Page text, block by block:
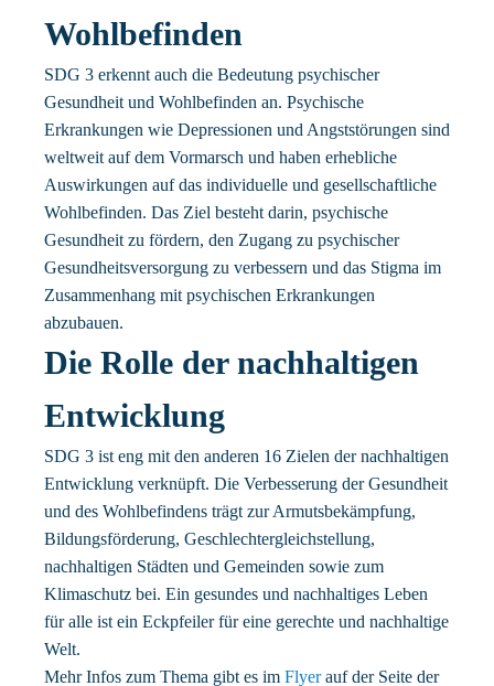
Wohlbefinden
SDG 3 erkennt auch die Bedeutung psychischer
Gesundheit und Wohlbefinden an. Psychische
Erkrankungen wie Depressionen und Angststörungen sind
weltweit auf dem Vormarsch und haben erhebliche
Auswirkungen auf das individuelle und gesellschaftliche
Wohlbefinden. Das Ziel besteht darin, psychische
Gesundheit zu fördern, den Zugang zu psychischer
Gesundheitsversorgung zu verbessern und das Stigma im
Zusammenhang mit psychischen Erkrankungen
abzubauen.
Die Rolle der nachhaltigen
Entwicklung
SDG 3 ist eng mit den anderen 16 Zielen der nachhaltigen
Entwicklung verknüpft. Die Verbesserung der Gesundheit
und des Wohlbefindens trägt zur Armutsbekämpfung,
Bildungsförderung, Geschlechtergleichstellung,
nachhaltigen Städten und Gemeinden sowie zum
Klimaschutz bei. Ein gesundes und nachhaltiges Leben
für alle ist ein Eckpfeiler für eine gerechte und nachhaltige
Welt.
Mehr Infos zum Thema gibt es im Flyerauf der Seite der